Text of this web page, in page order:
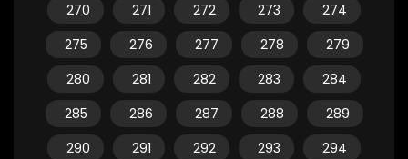
270
271 272 273
274
275
276 277 278
279
280
281 282 283
284
285
286 287 288
289
290
291 292 293
294